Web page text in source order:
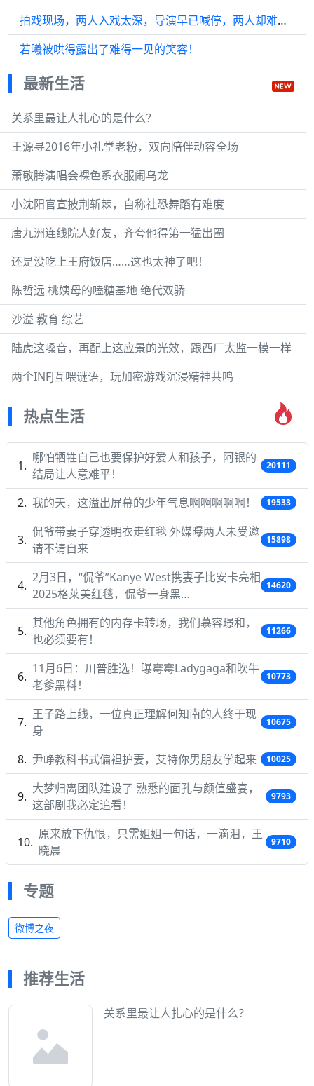
拍戏现场，两人入戏太深，导演早已喊停，两人却难以割舍，陈坤你占我便宜
若曦被哄得露出了难得一见的笑容！
最新生活
关系里最让人扎心的是什么？
王源寻2016年小礼堂老粉，双向陪伴动容全场
萧敬腾演唱会裸色系衣服闹乌龙
小沈阳官宣披荆斩棘，自称社恐舞蹈有难度
唐九洲连线院人好友，齐夸他得第一猛出圈
还是没吃上王府饭店……这也太神了吧！
陈哲远 桃姨母的嗑糖基地 绝代双骄
沙溢 教育 综艺
陆虎这嗓音，再配上这应景的光效，跟西厂太监一模一样
两个INFJ互喂谜语，玩加密游戏沉浸精神共鸣
热点生活
哪怕牺牲自己也要保护好爱人和孩子，阿银的
结局让人意难平！
20111
我的天，这溢出屏幕的少年气息啊啊啊啊啊！ 19533
侃爷带妻子穿透明衣走红毯 外媒曝两人未受邀
请不请自来
15898
2月3日，“侃爷”Kanye West携妻子比安卡亮相
2025格莱美红毯，侃爷一身黑…
14620
其他角色拥有的内存卡转场，我们慕容璟和，
也必须要有！
11266
11月6日：川普胜选！曝霉霉Ladygaga和吹牛
老爹黑料！
10773
王子路上线，一位真正理解何知南的人终于现
身
10675
尹峥教科书式偏袒护妻，艾特你男朋友学起来 10025
大梦归离团队建设了 熟悉的面孔与颜值盛宴，
这部剧我必定追看！
9793
原来放下仇恨，只需姐姐一句话，一滴泪，王
晓晨
9710
专题
微博之夜
推荐生活
关系里最让人扎心的是什么？